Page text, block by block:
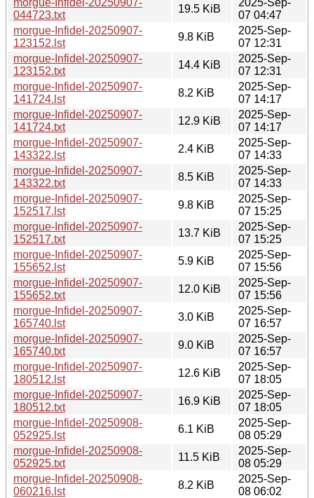
044723.txt
19.5 KiB
07 04:47
morgue-Infidel-20250907-
123152.lst
9.8 KiB
2025-Sep-
07 12:31
morgue-Infidel-20250907-
123152.txt
14.4 KiB
2025-Sep-
07 12:31
morgue-Infidel-20250907-
141724.lst
8.2 KiB
2025-Sep-
07 14:17
morgue-Infidel-20250907-
141724.txt
12.9 KiB
2025-Sep-
07 14:17
morgue-Infidel-20250907-
143322.lst
2.4 KiB
2025-Sep-
07 14:33
morgue-Infidel-20250907-
143322.txt
8.5 KiB
2025-Sep-
07 14:33
morgue-Infidel-20250907-
152517.lst
9.8 KiB
2025-Sep-
07 15:25
morgue-Infidel-20250907-
152517.txt
13.7 KiB
2025-Sep-
07 15:25
morgue-Infidel-20250907-
155652.lst
5.9 KiB
2025-Sep-
07 15:56
morgue-Infidel-20250907-
155652.txt
12.0 KiB
2025-Sep-
07 15:56
morgue-Infidel-20250907-
165740.lst
3.0 KiB
2025-Sep-
07 16:57
morgue-Infidel-20250907-
165740.txt
9.0 KiB
2025-Sep-
07 16:57
morgue-Infidel-20250907-
180512.lst
12.6 KiB
2025-Sep-
07 18:05
morgue-Infidel-20250907-
180512.txt
16.9 KiB
2025-Sep-
07 18:05
morgue-Infidel-20250908-
052925.lst
6.1 KiB
2025-Sep-
08 05:29
morgue-Infidel-20250908-
052925.txt
11.5 KiB
2025-Sep-
08 05:29
morgue-Infidel-20250908-
060216.lst
8.2 KiB
2025-Sep-
08 06:02